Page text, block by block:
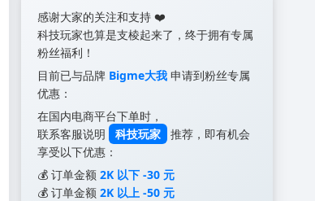
感谢大家的关注和支持 ❤️
科技玩家也算是支棱起来了，终于拥有专属
粉丝福利！
目前已与品牌 Bigme大我 申请到粉丝专属
优惠：
在国内电商平台下单时，
联系客服说明
科技玩家
推荐，即有机会
享受以下优惠：
💰 订单金额 2K 以下 -30 元
💰 订单金额 2K 以上 -50 元